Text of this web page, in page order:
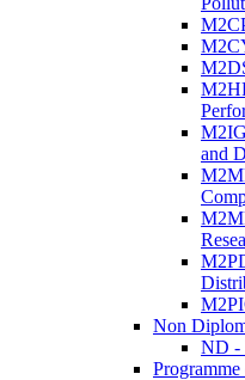
and
Non
ND -
Programme